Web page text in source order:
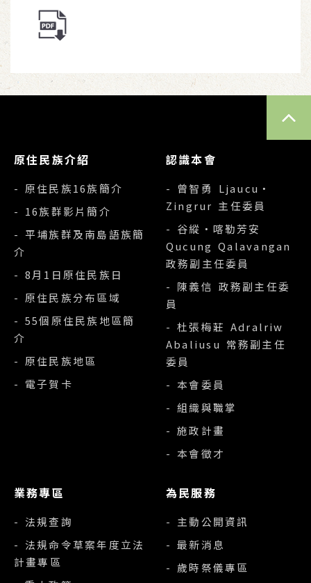
原住民族介紹
- 原住民族16族簡介
- 16族群影片簡介
- 平埔族群及南島語族簡
介
- 8月1日原住民族日
- 原住民族分布區域
- 55個原住民族地區簡
介
- 原住民族地區
- 電子賀卡
認識本會
- 曾智勇 Ljaucu‧
Zingrur 主任委員
- 谷縱‧喀勒芳安
Qucung Qalavangan
政務副主任委員
- 陳義信 政務副主任委
員
- 杜張梅莊 Adralriw
Abaliusu 常務副主任
委員
- 本會委員
- 組織與職掌
- 施政計畫
- 本會徵才
業務專區
- 法規查詢
- 法規命令草案年度立法
計畫專區
為民服務
- 主動公開資訊
- 最新消息
- 歲時祭儀專區